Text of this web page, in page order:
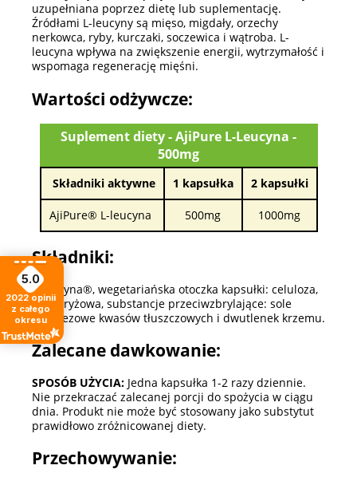
uzupełniana poprzez dietę lub suplementację.
Źródłami L-leucyny są mięso, migdały, orzechy
nerkowca, ryby, kurczaki, soczewica i wątroba. L-
leucyna wpływa na zwiększenie energii, wytrzymałość i
wspomaga regenerację mięśni.
Wartości odżywcze:
Suplement diety - AjiPure L-Leucyna -
500mg
Składniki aktywne 1 kapsułka 2 kapsułki
AjiPure® L-leucyna 500mg 1000mg
Składniki:
L-leucyna®, wegetariańska otoczka kapsułki: celuloza,
mąka ryżowa, substancje przeciwzbrylające: sole
magnezowe kwasów tłuszczowych i dwutlenek krzemu.
Zalecane dawkowanie:
SPOSÓB UŻYCIA: Jedna kapsułka 1-2 razy dziennie.
Nie przekraczać zalecanej porcji do spożycia w ciągu
dnia. Produkt nie może być stosowany jako substytut
prawidłowo zróżnicowanej diety.
Przechowywanie:
5.0
2022 opinii
z całego
okresu